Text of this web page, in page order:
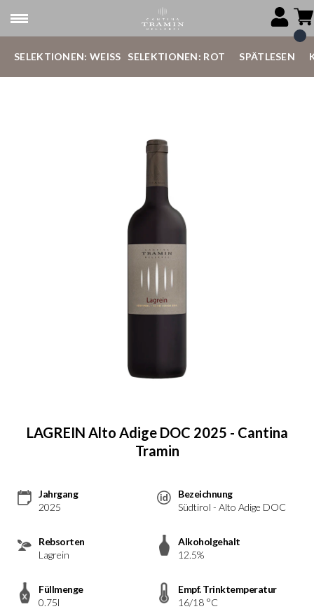
SELEKTIONEN: WEISS SELEKTIONEN: ROT SPÄTLESEN
LAGREIN Alto Adige DOC 2025 - Cantina
Tramin
Jahrgang
2025
Bezeichnung
Südtirol - Alto Adige DOC
Rebsorten
Lagrein
Alkoholgehalt
12.5%
Füllmenge
0.75l
Empf. Trinktemperatur
16/18 °C